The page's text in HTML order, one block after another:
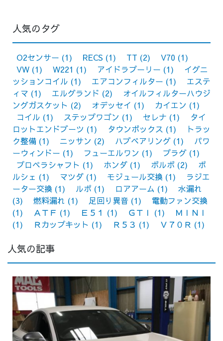
人気のタグ
O2センサー (1) RECS (1) TT (2) V70 (1)
VW (1) W221 (1) アイドラプーリー (1)
イグニ
ッションコイル (1) エアコンフィルター (1)
エステ
ィマ (1) エルグランド (2)
オイルフィルターハウジ
ングガスケット (2) オデッセイ (1) カイエン (1)
コイル (1) ステップワゴン (1) セレナ (1)
タイ
ロットエンドブーツ (1) タウンボックス (1)
トラッ
ク整備 (1) ニッサン (2) ハブベアリング (1)
パワ
ーウィンドー (1) フューエルワン (1) プラグ (1)
プロペラシャフト (1) ホンダ (1) ボルボ (2)
ポ
ルシェ (1) マツダ (1) モジュール交換 (1)
ラジエ
ーター交換 (1) ルポ (1) ロアアーム (1)
水漏れ
(3)
燃料漏れ (1) 足回り異音 (1)
電動ファン交換
(1)
ＡＴＦ (1) Ｅ５１ (1) ＧＴＩ (1)
ＭＩＮＩ
(1)
Ｒカップキット (1) Ｒ５３ (1) Ｖ７０Ｒ (1)
人気の記事